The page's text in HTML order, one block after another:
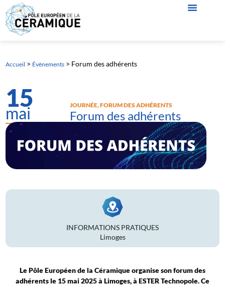
Accueil > Évènements > Forum des adhérents
15
mai JOURNÉE,FORUM DES ADHÉRENTS
Forum des adhérents
Le Pôle Européen de la Céramique organise son forum des
adhérents le 15 mai 2025 à Limoges, à ESTER Technopole. Ce
INFORMATIONS PRATIQUES
Limoges